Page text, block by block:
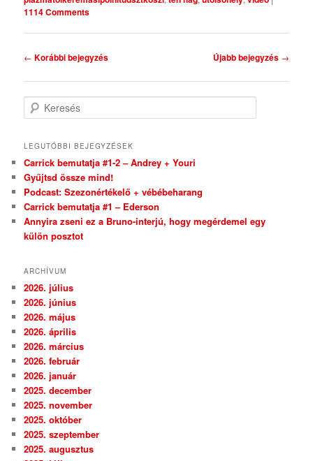
1114 Comments
Bejegyzés navigáció
← Korábbi bejegyzés Újabb bejegyzés →
Keresés
LEGUTÓBBI BEJEGYZÉSEK
Carrick bemutatja #1-2 – Andrey + Youri
Gyűjtsd össze mind!
Podcast: Szezonértékelő + vébébeharang
Carrick bemutatja #1 – Ederson
Annyira zseni ez a Bruno-interjú, hogy megérdemel egy
külön posztot
ARCHÍVUM
2026. július
2026. június
2026. május
2026. április
2026. március
2026. február
2026. január
2025. december
2025. november
2025. október
2025. szeptember
2025. augusztus